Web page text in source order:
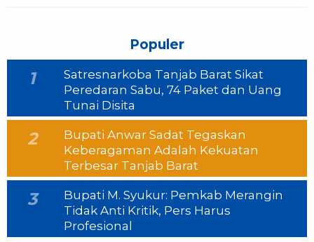
Populer
1
Satresnarkoba Tanjab Barat Sikat
Peredaran Sabu, 74 Paket dan Uang
Tunai Disita
2
Bupati Anwar Sadat Tegaskan
Keberagaman Adalah Kekuatan
Terbesar Tanjab Barat
3
Bupati M. Syukur: Pemkab Merangin
Tidak Anti Kritik, Pers Harus
Profesional